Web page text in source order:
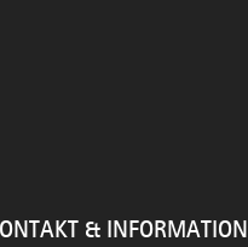
& INFORMATION